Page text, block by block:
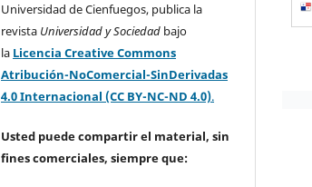
Universidad de Cienfuegos, publica la
revista Universidad y Sociedad bajo
la Licencia Creative Commons
Atribución-NoComercial-SinDerivadas
4.0 Internacional (CC BY-NC-ND 4.0).
Usted puede compartir el material, sin
fines comerciales, siempre que: